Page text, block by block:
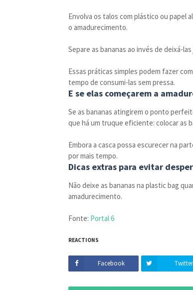
Envolva os talos com plástico ou papel
o amadurecimento.
Separe as bananas ao invés de deixá-
Essas práticas simples podem fazer
tempo de consumi-las sem pressa.
E se elas começarem a
Se as bananas atingirem o ponto
que há um truque eficiente: colocar as
Embora a casca possa escurecer na
por mais tempo.
Dicas extras para evitar
Não deixe as bananas na plastic bag
amadurecimento.
Fonte: Portal 6
REACTIONS
Facebook Twitter